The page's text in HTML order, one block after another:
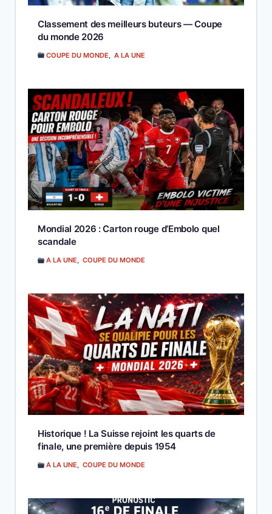
Classement des meilleurs buteurs — Coupe
du monde 2026
COUPE DU MONDE, A LA UNE
Mondial 2026 : Carton rouge d’Embolo quel
scandale
A LA UNE, COUPE DU MONDE
Historique ! La Suisse rejoint les quarts de
finale, une première depuis 1954
A LA UNE, COUPE DU MONDE